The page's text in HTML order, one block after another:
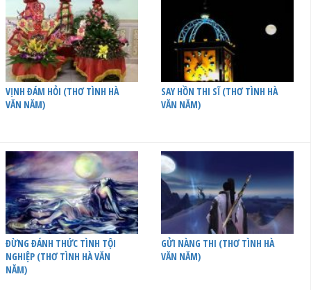
VỊNH ĐÁM HỎI (THƠ TÌNH HÀ
VĂN NĂM)
SAY HỒN THI SĨ (THƠ TÌNH HÀ
VĂN NĂM)
ĐỪNG ĐÁNH THỨC TÌNH TỘI
NGHIỆP (THƠ TÌNH HÀ VĂN
NĂM)
GỬI NÀNG THI (THƠ TÌNH HÀ
VĂN NĂM)